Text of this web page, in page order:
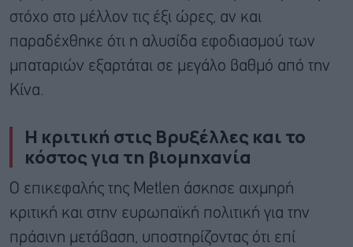
στόχο στο μέλλον τις έξι ώρες, αν και
παραδέχθηκε ότι η αλυσίδα εφοδιασμού των
μπαταριών εξαρτάται σε μεγάλο βαθμό από την
Κίνα.
Η κριτική στις Βρυξέλλες και το
κόστος για τη βιομηχανία
Ο επικεφαλής της Metlen άσκησε αιχμηρή
κριτική και στην ευρωπαϊκή πολιτική για την
πράσινη μετάβαση, υποστηρίζοντας ότι επί